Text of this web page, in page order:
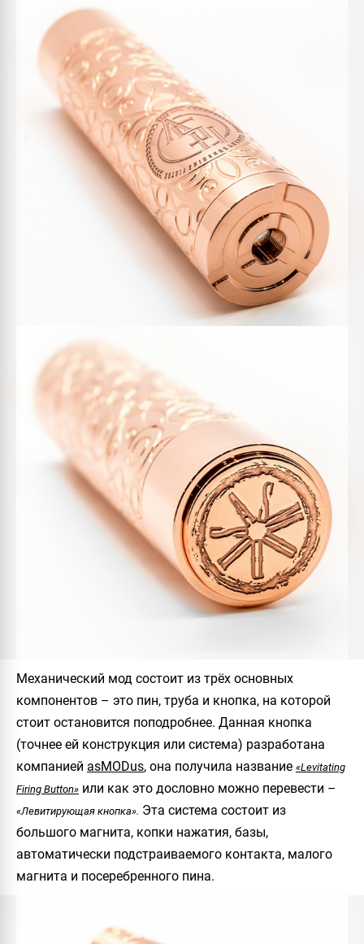
Механический мод состоит из трёх основных
компонентов – это пин, труба и кнопка, на которой
стоит остановится поподробнее. Данная кнопка
(точнее ей конструкция или система) разработана
компанией asMODus, она получила название «Levitating
Firing Button» или как это дословно можно перевести –
«Левитирующая кнопка». Эта система состоит из
большого магнита, копки нажатия, базы,
автоматически подстраиваемого контакта, малого
магнита и посеребренного пина.